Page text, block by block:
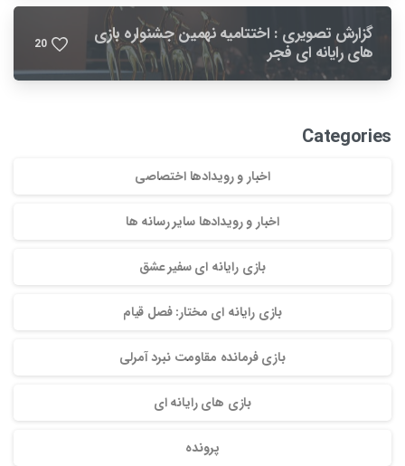
گزارش تصویری : اختتامیه نهمین جشنواره بازی
های رایانه ای فجر 20
Categories
اخبار و رویدادها اختصاصی
اخبار و رویدادها سایر رسانه ها
بازی رایانه ای سفیر عشق
بازی رایانه ای مختار: فصل قیام
بازی فرمانده مقاومت نبرد آمرلی
بازی های رایانه ای
پرونده